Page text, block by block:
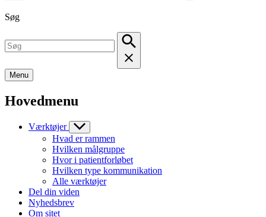
Søg
Menu
Hovedmenu
Værktøjer
Hvad er rammen
Hvilken målgruppe
Hvor i patientforløbet
Hvilken type kommunikation
Alle værktøjer
Del din viden
Nyhedsbrev
Om sitet